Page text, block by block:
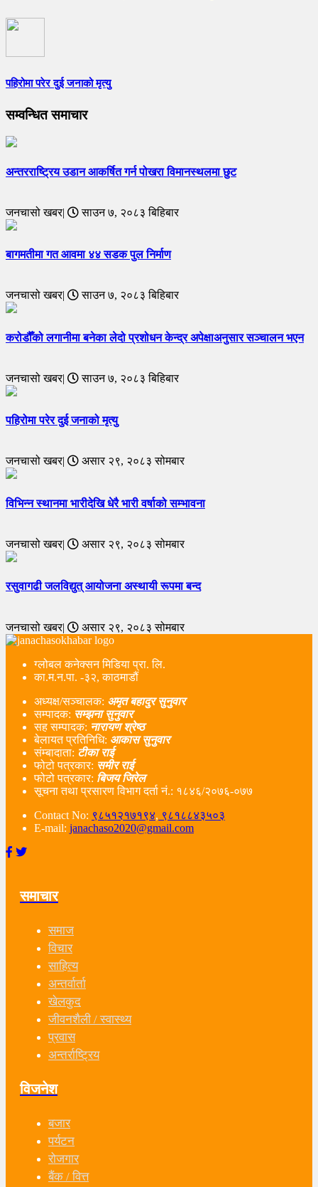
पहिरोमा परेर दुई जनाको मृत्यु
सम्वन्धित समाचार
अन्तरराष्ट्रिय उडान आकर्षित गर्न पोखरा विमानस्थलमा छुट
जनचासो खबर| साउन ७, २०८३ बिहिबार
बागमतीमा गत आवमा ४४ सडक पुल निर्माण
जनचासो खबर| साउन ७, २०८३ बिहिबार
करोडौँको लगानीमा बनेका लेदो प्रशोधन केन्द्र अपेक्षाअनुसार सञ्चालन भएन
जनचासो खबर| साउन ७, २०८३ बिहिबार
पहिरोमा परेर दुई जनाको मृत्यु
जनचासो खबर| असार २९, २०८३ सोमबार
विभिन्न स्थानमा भारीदेखि धेरै भारी वर्षाको सम्भावना
जनचासो खबर| असार २९, २०८३ सोमबार
रसुवागढी जलविद्युत् आयोजना अस्थायी रूपमा बन्द
जनचासो खबर| असार २९, २०८३ सोमबार
ग्लोबल कनेक्सन मिडिया प्रा. लि.
का.म.न.पा. -३२, काठमाडौं
अध्यक्ष/सञ्चालक: अमृत बहादुर सुनुवार
सम्पादक: सम्झना सुनुवार
सह सम्पादक: नारायण श्रेष्ठ
बेलायत प्रतिनिधि: आकास सुनुवार
संम्बादाता: टीका राई
फोटो पत्रकार: समीर राई
फोटो पत्रकार: बिजय जिरेल
सूचना तथा प्रसारण विभाग दर्ता नं‌.: १८४६/२०७६-०७७
Contact No: ९८५१२१७१९४, ९८१८८४३५०३
E-mail: janachaso2020@gmail.com
समाचार
समाज
विचार
साहित्य
अन्तर्वार्ता
खेलकुद
जीवनशैली / स्वास्थ्य
प्रवास
अन्तर्राष्ट्रिय
विजनेश
बजार
पर्यटन
रोजगार
बैंक / वित्त